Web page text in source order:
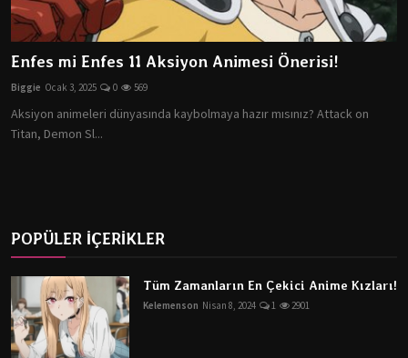
Enfes mi Enfes 11 Aksiyon Animesi Önerisi!
Biggie Ocak 3, 2025 0 569
Aksiyon animeleri dünyasında kaybolmaya hazır mısınız? Attack on
Titan, Demon Sl...
POPÜLER İÇERİKLER
Tüm Zamanların En Çekici Anime Kızları!
Kelemenson Nisan 8, 2024 1 2901